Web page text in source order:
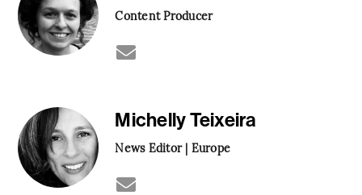
Content Producer
Michelly Teixeira
News Editor | Europe